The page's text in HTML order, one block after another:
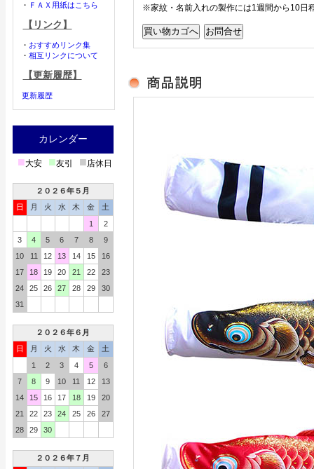
・ ＦＡＸ用紙はこちら
【リンク】
・ おすすめリンク集
・ 相互リンクについて
【更新履歴】
更新履歴
カレンダー
■大安 ■友引 ■店休日
２０２６年５月
日
月 火 水 木 金
土
1
2
3
4 5 6 7 8
9
10
11 12 13 14 15
16
17
18 19 20 21 22
23
24
25 26 27 28 29
30
31
２０２６年６月
日
月 火 水 木 金
土
1
2 3 4 5
6
7
8 9 10 11 12
13
14
15 16 17 18 19
20
21
22 23 24 25 26
27
28
29 30
２０２６年７月
※家紋・名前入れの製作には1週間から10日